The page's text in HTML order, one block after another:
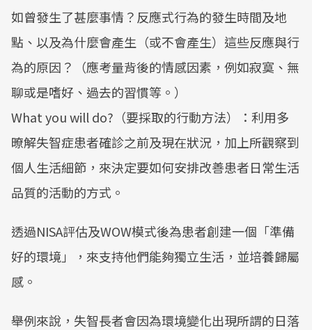
如曾發生了甚麼事情？反應式行為的發生時間及地
點、以及為什麼會產生（或不會產生）這些反應與行
為的原因？（應考量背後的情感因素，例如寂寞、無
聊或是嗜好、過去的習慣等。）
What you will do?（要採取的行動方法）：利用多
暸解失智症患者確診之前及現在狀況，加上所觀察到
個人生活細節，來決定要如何安排改善患者日常生活
品質的活動的方式。
透過NISA評估及WOW模式後為患者創建一個「準備
好的環境」，來支持他們能夠獨立生活，並培養歸屬
感。
舉例來說，失智長者會因為環境變化出現所謂的日落